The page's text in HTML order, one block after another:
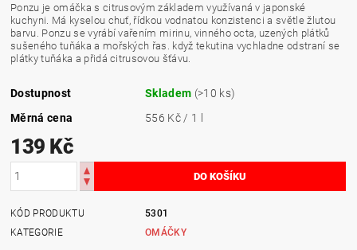
Ponzu je omáčka s citrusovým základem využívaná v japonské
kuchyni. Má kyselou chuť, řídkou vodnatou konzistenci a světle žlutou
barvu. Ponzu se vyrábí vařením mirinu, vinného octa, uzených plátků
sušeného tuňáka a mořských řas. když tekutina vychladne odstraní se
plátky tuňáka a přidá citrusovou šťávu.
Dostupnost Skladem (>10 ks)
Měrná cena
556 Kč / 1 l
139 Kč
KÓD PRODUKTU
5301
KATEGORIE
OMÁČKY